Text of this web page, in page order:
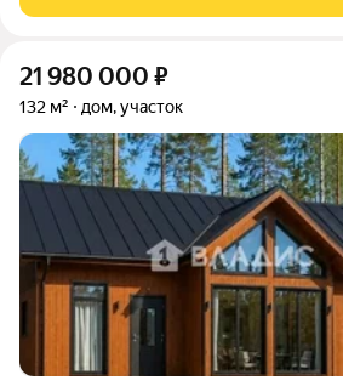
21 980 000 ₽
132 м² дом, участок